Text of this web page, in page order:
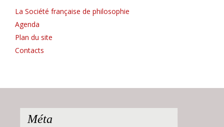
La Société française de philosophie
Agenda
Plan du site
Contacts
Méta